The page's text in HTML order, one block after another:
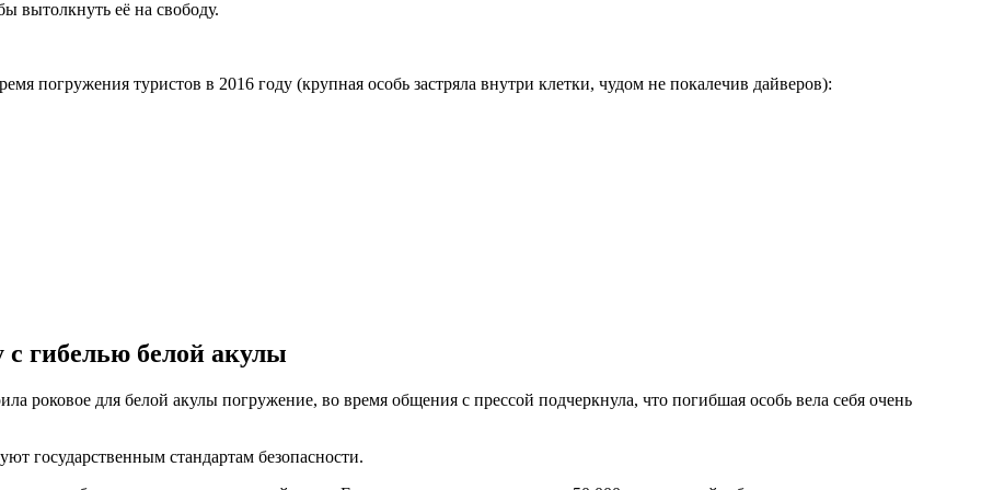
вытолкнуть её на свободу.
погружения туристов в 2016 году (крупная особь застряла внутри клетки, чудом не покалечив дайверов):
с гибелью белой акулы
роковое для белой акулы погружение, во время общения с прессой подчеркнула, что погибшая особь вела себя очень
государственным стандартам безопасности.